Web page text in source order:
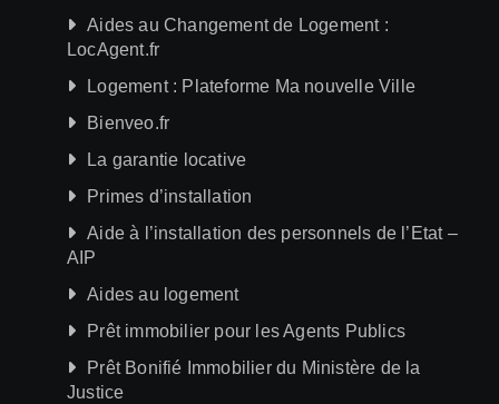
Aides au Changement de Logement :
LocAgent.fr
Logement : Plateforme Ma nouvelle Ville
Bienveo.fr
La garantie locative
Primes d’installation
Aide à l’installation des personnels de l’Etat –
AIP
Aides au logement
Prêt immobilier pour les Agents Publics
Prêt Bonifié Immobilier du Ministère de la
Justice